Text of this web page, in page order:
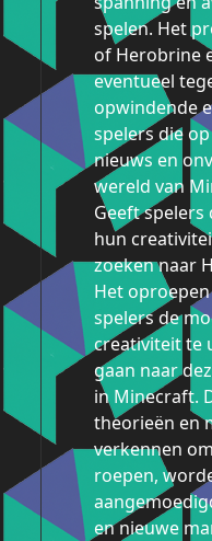
spelen. Het
of Herobrine
eventueel
opwindende
spelers die
nieuws en
wereld van
Geeft
hun
zoeken naar
Het
spelers de
creativiteit te
gaan naar
in Minecraft.
theorieën en
verkennen
roepen,
en nieuwe